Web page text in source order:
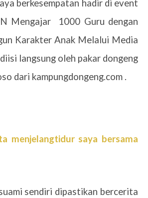
berkesempatan hadir di event
Mengajar
1000 Guru dengan
Karakter Anak Melalui Media
langsung oleh pakar dongeng
dari kampungdongeng.com .
menjelangtidur saya bersama
sendiri dipastikan bercerita